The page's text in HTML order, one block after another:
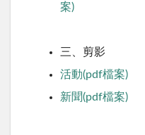
案)
三、剪影
活動(pdf檔案)
新聞(pdf檔案)